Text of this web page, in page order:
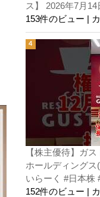
ス】 2026年7月
153件のビュー
【株主優待】ガ
ホールディングス
いらーく #日本株
152件のビュー